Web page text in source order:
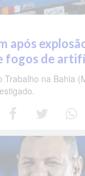
após
fogos de
Trabalho na Bahia